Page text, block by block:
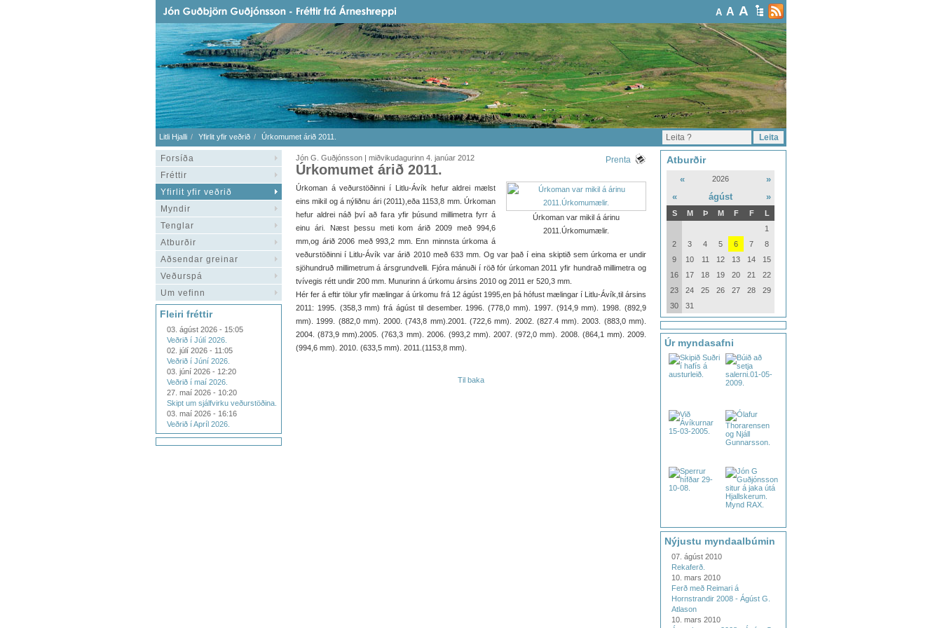
A A A
Litli Hjalli Yfirlit yfir veðrið Úrkomumet árið 2011.
Forsíða
Fréttir
Yfirlit yfir veðrið
Myndir
Tenglar
Atburðir
Aðsendar greinar
Veðurspá
Um vefinn
Fleiri fréttir
03. ágúst 2026 - 15:05
Veðrið í Júlí 2026.
02. júlí 2026 - 11:05
Veðrið í Júní 2026.
03. júní 2026 - 12:20
Veðrið í maí 2026.
27. maí 2026 - 10:20
Skipt um sjálfvirku veðurstöðina.
03. maí 2026 - 16:16
Veðrið í Apríl 2026.
Jón G. Guðjónsson | miðvikudagurinn 4. janúar 2012 Prenta
Úrkomumet árið 2011.
Úrkoman var mikil á árinu
2011.Úrkomumælir.
Úrkoman á veðurstöðinni í Litlu-Ávík hefur aldrei mælst
eins mikil og á nýliðnu ári (2011),eða 1153,8 mm. Úrkoman
hefur aldrei náð því að fara yfir þúsund millimetra fyrr á
einu ári. Næst þessu meti kom árið 2009 með 994,6
mm,og árið 2006 með 993,2 mm. Enn minnsta úrkoma á
veðurstöðinni í Litlu-Ávík var árið 2010 með 633 mm. Og var það í eina skiptið sem úrkoma er undir
sjöhundruð millimetrum á ársgrundvelli. Fjóra mánuði í röð fór úrkoman 2011 yfir hundrað millimetra og
tvívegis rétt undir 200 mm. Munurinn á úrkomu ársins 2010 og 2011 er 520,3 mm.
Hér fer á eftir tölur yfir mælingar á úrkomu frá 12 ágúst 1995,en þá hófust mælingar í Litlu-Ávík,til ársins
2011: 1995. (358,3 mm) frá ágúst til desember. 1996. (778,0 mm). 1997. (914,9 mm). 1998. (892,9
mm). 1999. (882,0 mm). 2000. (743,8 mm).2001. (722,6 mm). 2002. (827.4 mm). 2003. (883,0 mm).
2004. (873,9 mm).2005. (763,3 mm). 2006. (993,2 mm). 2007. (972,0 mm). 2008. (864,1 mm). 2009.
(994,6 mm). 2010. (633,5 mm). 2011.(1153,8 mm).
Til baka
Atburðir
« 2026
»
«
ágúst »
S M Þ M F F
L
1
2
3 4 5 6 7
8
9
10 11 12 13 14
15
16
17 18 19 20 21
22
23
24 25 26 27 28
29
30
31
Úr myndasafni
Nýjustu myndaalbúmin
07. ágúst 2010
Rekaferð.
10. mars 2010
Ferð með Reimari á
Hornstrandir 2008 - Ágúst G.
Atlason
10. mars 2010